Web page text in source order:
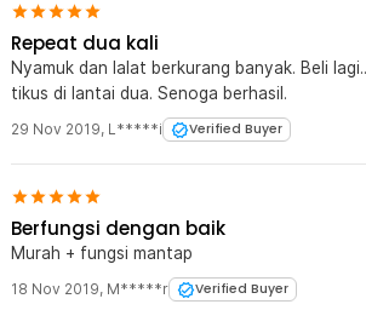
Repeat dua kali
Nyamuk dan lalat berkurang banyak. Beli lagi... coba untuk usir
tikus di lantai dua. Senoga berhasil.
29 Nov 2019, L*****i Verified Buyer
Berfungsi dengan baik
Murah + fungsi mantap
18 Nov 2019, M*****r Verified Buyer